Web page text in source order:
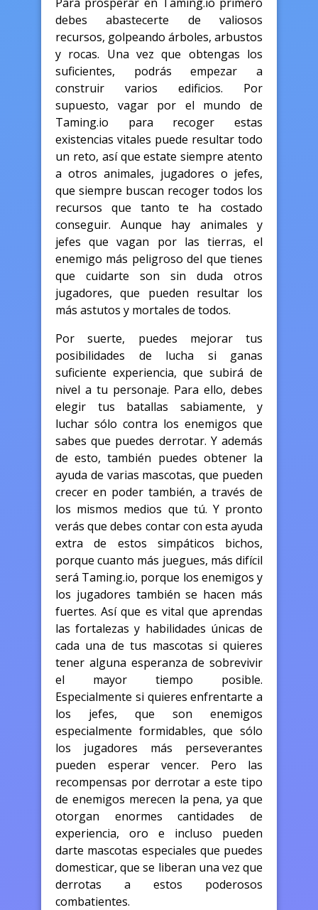
debes abastecerte de valiosos
recursos, golpeando árboles, arbustos
y rocas. Una vez que obtengas los
suficientes, podrás empezar a
construir varios edificios. Por
supuesto, vagar por el mundo de
Taming.io para recoger estas
existencias vitales puede resultar todo
un reto, así que estate siempre atento
a otros animales, jugadores o jefes,
que siempre buscan recoger todos los
recursos que tanto te ha costado
conseguir. Aunque hay animales y
jefes que vagan por las tierras, el
enemigo más peligroso del que tienes
que cuidarte son sin duda otros
jugadores, que pueden resultar los
más astutos y mortales de todos.
Por suerte, puedes mejorar tus
posibilidades de lucha si ganas
suficiente experiencia, que subirá de
nivel a tu personaje. Para ello, debes
elegir tus batallas sabiamente, y
luchar sólo contra los enemigos que
sabes que puedes derrotar. Y además
de esto, también puedes obtener la
ayuda de varias mascotas, que pueden
crecer en poder también, a través de
los mismos medios que tú. Y pronto
verás que debes contar con esta ayuda
extra de estos simpáticos bichos,
porque cuanto más juegues, más difícil
será Taming.io, porque los enemigos y
los jugadores también se hacen más
fuertes. Así que es vital que aprendas
las fortalezas y habilidades únicas de
cada una de tus mascotas si quieres
tener alguna esperanza de sobrevivir
el mayor tiempo posible.
Especialmente si quieres enfrentarte a
los jefes, que son enemigos
especialmente formidables, que sólo
los jugadores más perseverantes
pueden esperar vencer. Pero las
recompensas por derrotar a este tipo
de enemigos merecen la pena, ya que
otorgan enormes cantidades de
experiencia, oro e incluso pueden
darte mascotas especiales que puedes
domesticar, que se liberan una vez que
derrotas a estos poderosos
combatientes.